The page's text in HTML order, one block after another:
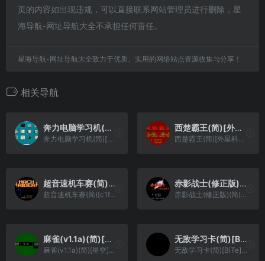
页的内容如出现违规，可以直接联系网站管理员进行删除，星
海导航-网址导航大全不承担任何责任。
星海导航-网址导航大全致力于优质、实用的网络站点资源收集与分享！
相关导航
奔力电脑学习机(简)[奔力](CN)[ETC](8Mb)
奔力电脑学习机(简)[奔力](CN)[ETC](8Mb)
西楚霸王(简)[外星科技](CN)[RPG](8Mb)
西楚霸王(简)[外星科技](CN)[RPG](8Mb)
超音速机车赛(简)[c1faceb0](JU)[RAC](0.31Mb)
超音速机车赛(简)[c1faceb0](JU)[RAC](0.31Mb)
赤影战士(修正版)(简)[逆游的五彩鱼](JP)[ACT](2.06Mb)
赤影战士(修正版)(简)[逆游的五彩鱼](JP)[ACT](2.06Mb)
麻雀(v1.1a)(简)[星空](JP)[TAB](0.31Mb)
麻雀(v1.1a)(简)[星空](JP)[TAB](0.31Mb)
无敌学习卡(简)[BiTe](CN)[ETC](4Mb)
无敌学习卡(简)[BiTe](CN)[ETC](4Mb)